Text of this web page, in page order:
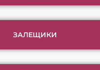
ЗАЛЕЩИКИ